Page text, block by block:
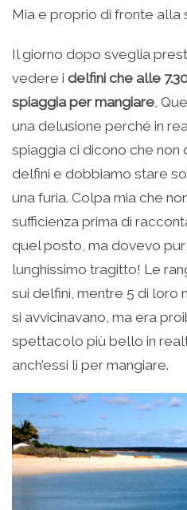
Mia e proprio di fronte alla
Il giorno dopo sveglia
vedere i delfini che alle
spiaggia per mangiare,
una delusione perché in
spiaggia ci dicono che non
delfini e dobbiamo stare
una furia. Colpa mia che
sufficienza prima di
quel posto, ma dovevo
lunghissimo tragitto! Le
sui delfini, mentre 5 di loro
si avvicinavano, ma era
spettacolo più bello in
anch’essi li per mangiare.